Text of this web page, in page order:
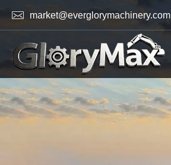
 market@everglorymachinery.com